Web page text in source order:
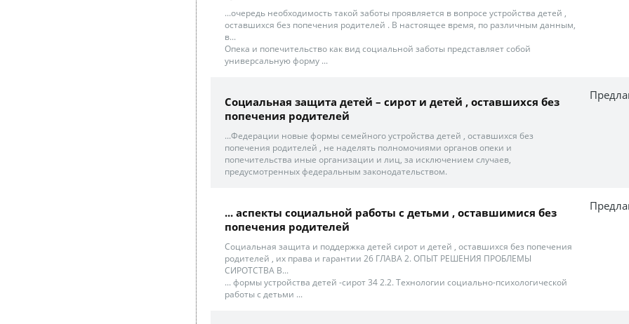
...очередь необходимость такой заботы проявляется в вопросе устройства детей ,
оставшихся без попечения родителей . В настоящее время, по различным данным,
в...
Опека и попечительство как вид социальной заботы представляет собой
универсальную форму ...
Социальная защита детей – сирот и детей , оставшихся без
попечения родителей
...Федерации новые формы семейного устройства детей , оставшихся без
попечения родителей , не наделять полномочиями органов опеки и
попечительства иные организации и лиц, за исключением случаев,
предусмотренных федеральным законодательством.
... аспекты социальной работы с детьми , оставшимися без
попечения родителей
Социальная защита и поддержка детей сирот и детей , оставшихся без попечения
родителей , их права и гарантии 26 ГЛАВА 2. ОПЫТ РЕШЕНИЯ ПРОБЛЕМЫ
СИРОТСТВА В...
... формы устройства детей -сирот 34 2.2. Технологии социально-психологической
работы с детьми ...